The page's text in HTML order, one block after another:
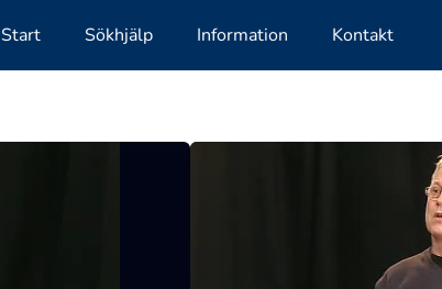
Start Sökhjälp Information Kontakt